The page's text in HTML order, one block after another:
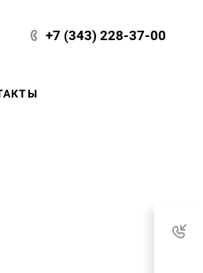
+7 (343) 228-37-00